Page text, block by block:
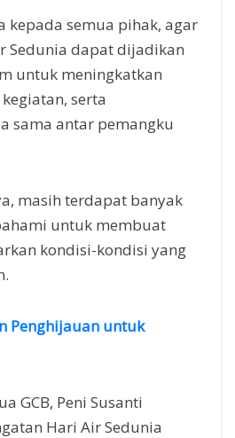
kepada semua pihak, agar
Sedunia dapat dijadikan
untuk meningkatkan
serta
sama antar pemangku
masih terdapat banyak
untuk membuat
kondisi-kondisi yang
Penghijauan untuk
GCB, Peni Susanti
Hari Air Sedunia